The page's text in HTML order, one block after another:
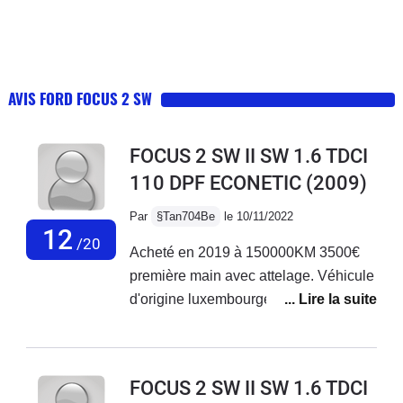
AVIS FORD FOCUS 2 SW
12 /20
FOCUS 2 SW II SW 1.6 TDCI
110 DPF ECONETIC (2009)
Par §Tan704Be le 10/11/2022
Acheté en 2019 à 150000KM 3500€
première main avec attelage. Véhicule
d'origine luxembourgeoise sans
pare brise dégivrant etcJe l'ai donc
possédait toutes les factures depuis sa
FOCUS 2 SW II SW 1.6 TDCI